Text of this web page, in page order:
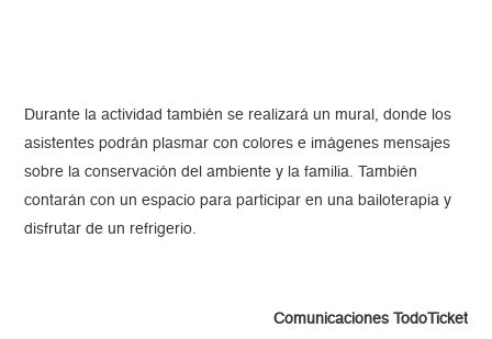
Durante la actividad también se realizará un mural, donde los
asistentes podrán plasmar con colores e imágenes mensajes
sobre la conservación del ambiente y la familia. También
contarán con un espacio para participar en una bailoterapia y
disfrutar de un refrigerio.
Comunicaciones TodoTicket